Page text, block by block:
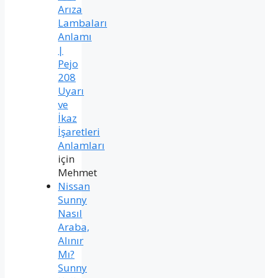
Arıza
Lambaları
Anlamı
|
Pejo
208
Uyarı
ve
İkaz
İşaretleri
Anlamları
için
Mehmet
Nissan
Sunny
Nasıl
Araba,
Alınır
Mı?
Sunny